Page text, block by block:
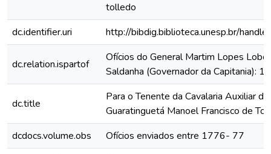
tolledo
dc.identifier.uri
http://bibdig.biblioteca.unesp.br/
dc.relation.ispartof
Ofícios do General Martim Lopes Lobo
Saldanha (Governador da Capitania):
dc.title
Para o Tenente da Cavalaria Auxiliar
Guaratinguetá Manoel Francisco de
dcdocs.volume.obs
Ofícios enviados entre 1776- 77